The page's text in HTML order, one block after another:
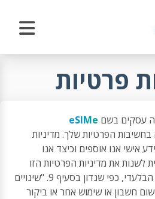
פרטיות
עסקים בשם eSIMe
בחשיבות הפרטיות שלך. מדיניות
אישי אנו אוספים וכיצד אנו
לשנות את מדיניות הפרטיות הזו
מעת לעת, לפי שיקול דעתה הבלעדי, כפי שנדון בסעיף 9. "שינויים
חשבון או שימוש אחר או ביקור